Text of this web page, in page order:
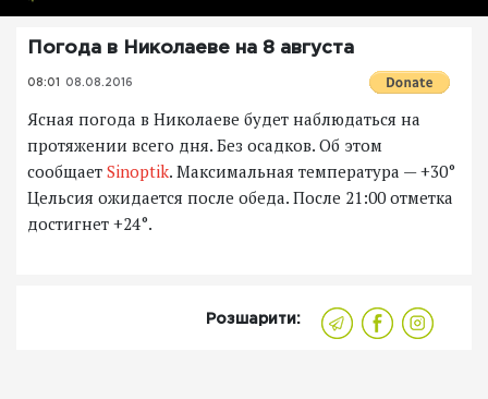
Погода в Николаеве на 8 августа
08:01 08.08.2016
Ясная погода в Николаеве будет наблюдаться на
протяжении всего дня. Без осадков. Об этом
сообщает Sinoptik. Максимальная температура — +30°
Цельсия ожидается после обеда. После 21:00 отметка
достигнет +24°.
Розшарити: